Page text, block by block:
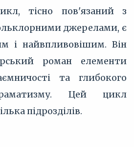
тісно пов'язаний з
джерелами, є
і найвпливовішим. Він
роман елементи
та глибокого
Цей цикл
підрозділів.